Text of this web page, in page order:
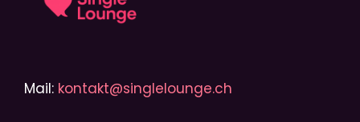
Mail: kontakt@singlelounge.ch